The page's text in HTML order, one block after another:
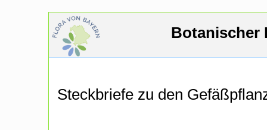
Botanischer
Steckbriefe zu den